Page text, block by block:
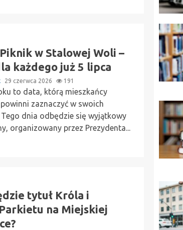
w Stalowej Woli –
każdego już 5 lipca
29 czerwca 2026 191
to data, którą mieszkańcy
zaznaczyć w swoich
Tego dnia odbędzie się wyjątkowy
organizowany przez Prezydenta...
tytuł Króla i
na Miejskiej